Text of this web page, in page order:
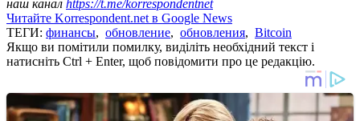
наш канал https://t.me/korrespondentnet
Читайте Korrespondent.net в Google News
ТЕГИ: финансы, обновление, обновления, Bitcoin
Якщо ви помітили помилку, виділіть необхідний текст і
натисніть Ctrl + Enter, щоб повідомити про це редакцію.